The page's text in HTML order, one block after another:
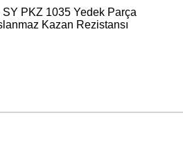
PKZ 1035 Yedek Parça
Kazan Rezistansı